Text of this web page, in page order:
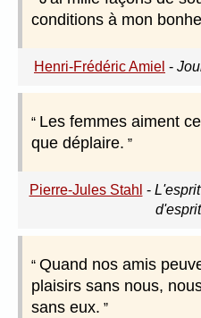
conditions à mon
Henri-Frédéric Amiel -
Les femmes aiment
que déplaire.
Pierre-Jules Stahl -
Quand nos amis
plaisirs sans nous,
sans eux.